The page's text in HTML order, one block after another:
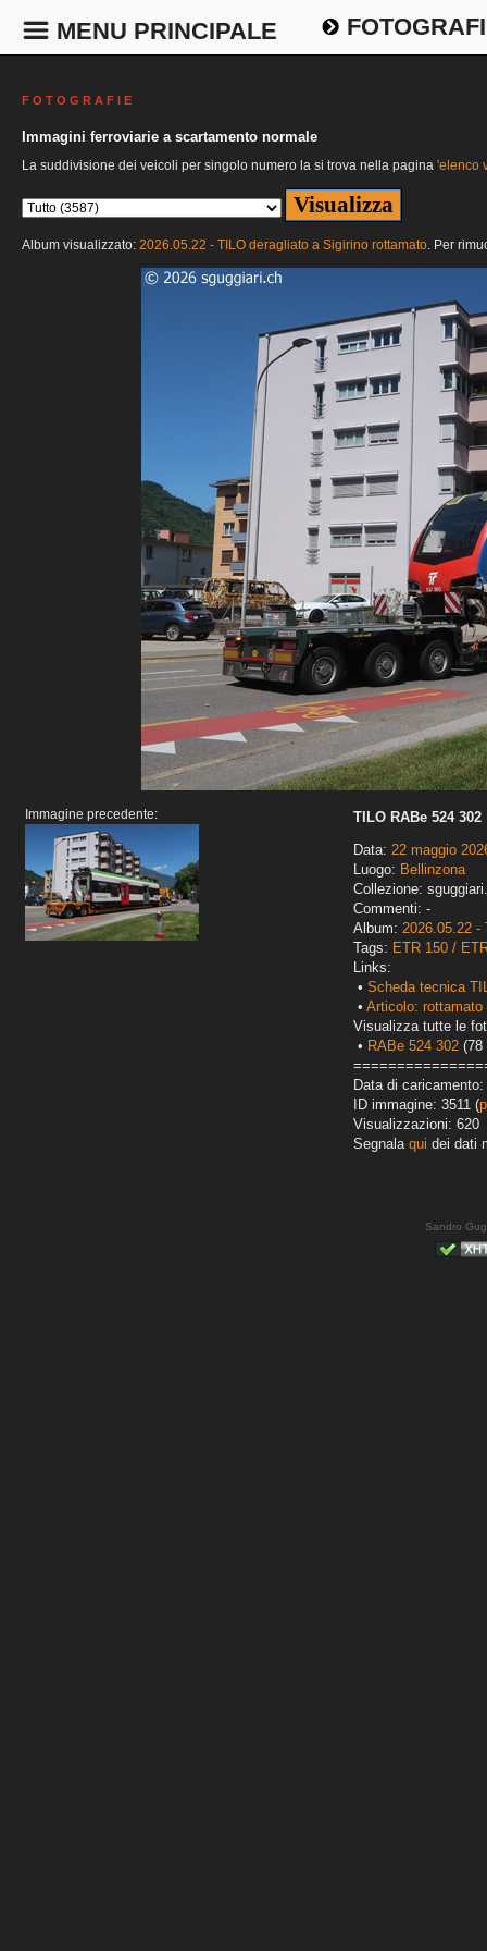
MENU PRINCIPALE
F O T O G R A F I E
Immagini ferroviarie a scartamento normale
La suddivisione dei veicoli per singolo numero la si trova nella pagina 'elenco
Album visualizzato: 2026.05.22 - TILO deragliato a Sigirino rottamato. Per
Immagine precedente:
TILO RABe 524 302
Data: 22 maggio
Luogo: Bellinzona
Collezione:
Commenti: -
Album: 2026.05.22 -
Tags: ETR 150 /
Links:
• Scheda tecnica
• Articolo:
Visualizza tutte le
• RABe 524 302 (78
Data di
ID immagine: 3511 (
Visualizzazioni: 620
Segnala qui dei dati
Sandro